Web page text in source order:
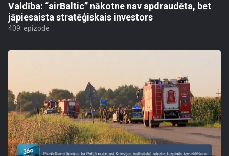
Valdība: “airBaltic” nākotne nav apdraudēta, bet
jāpiesaista stratēģiskais investors
409. epizode